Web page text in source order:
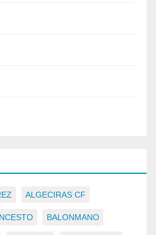
ALGECIRAS CF
BALONMANO